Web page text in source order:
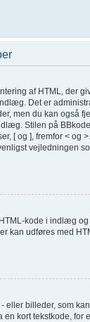
af HTML, der
Det er
men du kan også
Stilen på
[ og ], fremfor < og
vejledningen
kode i indlæg
kan udføres med
eller billeder, som
en kort tekstkode, for